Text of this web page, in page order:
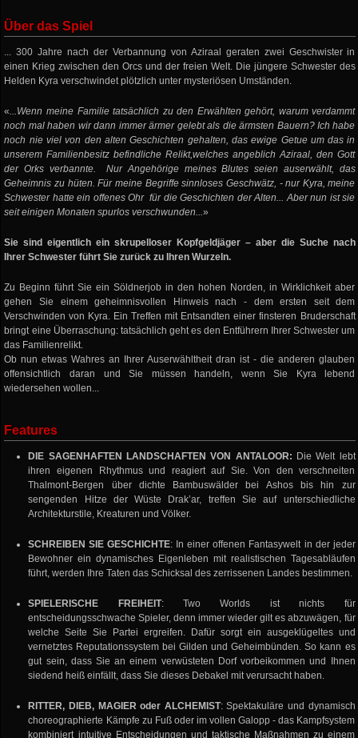
Über das Spiel
... 300 Jahre nach der Verbannung von Aziraal geraten zwei Geschwister in
einen Krieg zwischen den Orcs und der freien Welt. Die jüngere Schwester des
Helden Kyra verschwindet plötzlich unter mysteriösen Umständen.
«...Wenn meine Familie tatsächlich zu den Erwählten gehört, warum verdammt
noch mal haben wir dann immer ärmer gelebt als die ärmsten Bauern? Ich habe
noch nie viel von den alten Geschichten gehalten, das ewige Getue um das in
unserem Familienbesitz befindliche Relikt,welches angeblich Aziraal, den Gott
der Orks verbannte. Nur Angehörige meines Blutes seien auserwählt, das
Geheimnis zu hüten. Für meine Begriffe sinnloses Geschwätz, - nur Kyra, meine
Schwester hatte ein offenes Ohr für die Geschichten der Alten... Aber nun ist sie
seit einigen Monaten spurlos verschwunden...»
Sie sind eigentlich ein skrupelloser Kopfgeldjäger – aber die Suche nach
Ihrer Schwester führt Sie zurück zu Ihren Wurzeln.
Zu Beginn führt Sie ein Söldnerjob in den hohen Norden, in Wirklichkeit aber
gehen Sie einem geheimnisvollen Hinweis nach - dem ersten seit dem
Verschwinden von Kyra. Ein Treffen mit Entsandten einer finsteren Bruderschaft
bringt eine Überraschung: tatsächlich geht es den Entführern Ihrer Schwester um
das Familienrelikt.
Ob nun etwas Wahres an Ihrer Auserwähltheit dran ist - die anderen glauben
offensichtlich daran und Sie müssen handeln, wenn Sie Kyra lebend
wiedersehen wollen...
Features
DIE SAGENHAFTEN LANDSCHAFTEN VON ANTALOOR: Die Welt lebt
ihren eigenen Rhythmus und reagiert auf Sie. Von den verschneiten
Thalmont-Bergen über dichte Bambuswälder bei Ashos bis hin zur
sengenden Hitze der Wüste Drak’ar, treffen Sie auf unterschiedliche
Architekturstile, Kreaturen und Völker.
SCHREIBEN SIE GESCHICHTE: In einer offenen Fantasywelt in der jeder
Bewohner ein dynamisches Eigenleben mit realistischen Tagesabläufen
führt, werden Ihre Taten das Schicksal des zerrissenen Landes bestimmen.
SPIELERISCHE FREIHEIT: Two Worlds ist nichts für
entscheidungsschwache Spieler, denn immer wieder gilt es abzuwägen, für
welche Seite Sie Partei ergreifen. Dafür sorgt ein ausgeklügeltes und
vernetztes Reputationssystem bei Gilden und Geheimbünden. So kann es
gut sein, dass Sie an einem verwüsteten Dorf vorbeikommen und Ihnen
siedend heiß einfällt, dass Sie dieses Debakel mit verursacht haben.
RITTER, DIEB, MAGIER oder ALCHEMIST: Spektakuläre und dynamisch
choreographierte Kämpfe zu Fuß oder im vollen Galopp - das Kampfsystem
kombiniert intuitive Entscheidungen und taktische Maßnahmen zu einem